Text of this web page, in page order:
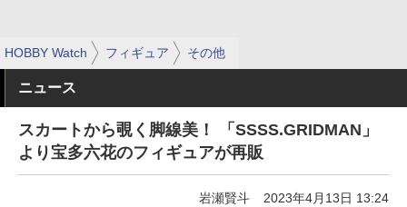
HOBBY Watch フィギュア その他
ニュース
スカートから覗く脚線美！ 「SSSS.GRIDMAN」
より宝多六花のフィギュアが再販
岩瀬賢斗 2023年4月13日 13:24